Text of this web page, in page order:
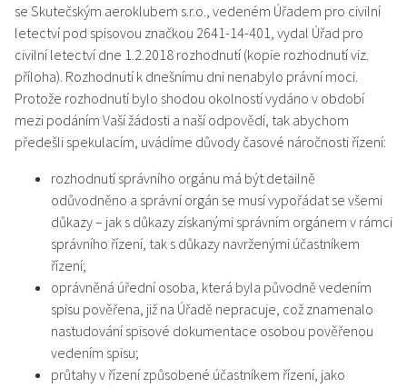
se Skutečským aeroklubem s.r.o., vedeném Úřadem pro civilní
letectví pod spisovou značkou 2641-14-401, vydal Úřad pro
civilní letectví dne 1.2.2018 rozhodnutí (kopie rozhodnutí viz.
příloha). Rozhodnutí k dnešnímu dni nenabylo právní moci.
Protože rozhodnutí bylo shodou okolností vydáno v období
mezi podáním Vaší žádosti a naší odpovědí, tak abychom
předešli spekulacím, uvádíme důvody časové náročnosti řízení:
rozhodnutí správního orgánu má být detailně
odůvodněno a správní orgán se musí vypořádat se všemi
důkazy – jak s důkazy získanými správním orgánem v rámci
správního řízení, tak s důkazy navrženými účastníkem
řízení;
oprávněná úřední osoba, která byla původně vedením
spisu pověřena, již na Úřadě nepracuje, což znamenalo
nastudování spisové dokumentace osobou pověřenou
vedením spisu;
průtahy v řízení způsobené účastníkem řízení, jako